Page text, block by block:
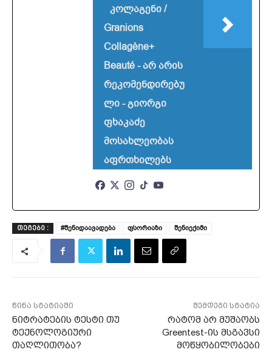
კოლაგენი /
Granions
Collagène+
Beauté - არ არის
რეკომენდირებუ
ლი - გიორგი
ფხაკაძე
მოსახლეობას
აფრთხილებს
ᲗᲔᲒᲔᲑᲘ : #შენიდაავადება ფსორიაზი შენიექიმი
წინა სტატიაში
ნიტრატების ტესტი თუ
ტექნოლოგიური
თაღლითობა?
შემდეგი სტატია
რატომ არ მუშაობს
Greentest-ის მსგავსი
მოწყობილობები